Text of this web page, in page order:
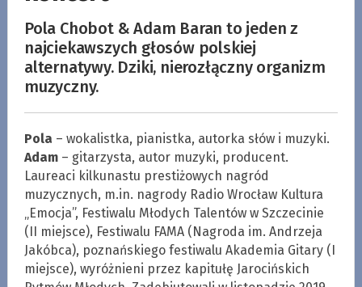
Pola Chobot & Adam Baran to jeden z
najciekawszych głosów polskiej
alternatywy. Dziki, nierozłączny organizm
muzyczny.
Pola – wokalistka, pianistka, autorka słów i muzyki.
Adam– gitarzysta, autor muzyki, producent.
Laureaci kilkunastu prestiżowych nagród
muzycznych, m.in. nagrody Radio Wrocław Kultura
„Emocja”, Festiwalu Młodych Talentów w Szczecinie
(II miejsce), Festiwalu FAMA (Nagroda im. Andrzeja
Jakóbca), poznańskiego festiwalu Akademia Gitary (I
miejsce), wyróżnieni przez kapitułę Jarocińskich